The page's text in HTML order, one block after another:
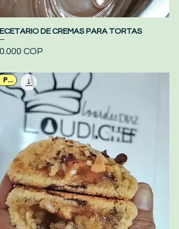
Vista rápida
DE CREMAS PARA TORTAS
COP
PDF